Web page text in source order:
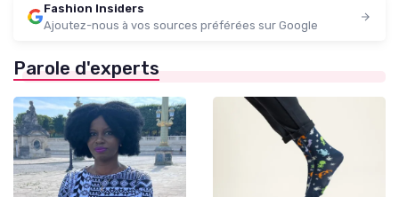
Fashion Insiders
Ajoutez-nous à vos sources préférées sur Google
Parole d'experts